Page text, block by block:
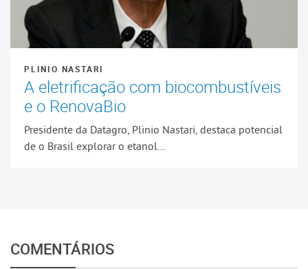
PLINIO NASTARI
A eletrificação com biocombustíveis
e o RenovaBio
Presidente da Datagro, Plinio Nastari, destaca potencial
de o Brasil explorar o etanol...
COMENTÁRIOS